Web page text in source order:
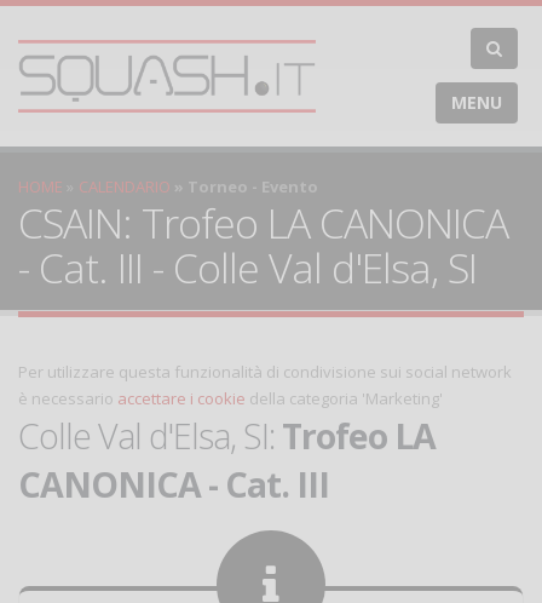
MENU
HOME CALENDARIO Torneo - Evento
CSAIN: Trofeo LA CANONICA
- Cat. III - Colle Val d'Elsa, SI
Per utilizzare questa funzionalità di condivisione sui social network
è necessario accettare i cookie della categoria 'Marketing'
Colle Val d'Elsa, SI: Trofeo LA
CANONICA - Cat. III